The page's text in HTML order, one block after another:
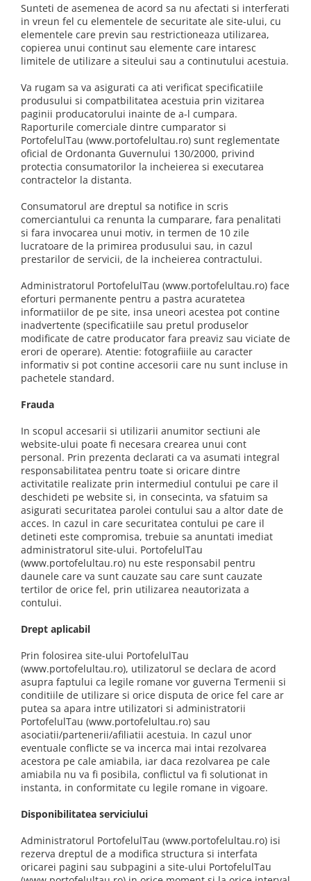
Sunteti de asemenea de acord sa nu afectati si interferati
in vreun fel cu elementele de securitate ale site-ului, cu
elementele care previn sau restrictioneaza utilizarea,
copierea unui continut sau elemente care intaresc
limitele de utilizare a siteului sau a continutului acestuia.
Va rugam sa va asigurati ca ati verificat specificatiile
produsului si compatbilitatea acestuia prin vizitarea
paginii producatorului inainte de a-l cumpara.
Raporturile comerciale dintre cumparator si
PortofelulTau (www.portofelultau.ro) sunt reglementate
oficial de Ordonanta Guvernului 130/2000, privind
protectia consumatorilor la incheierea si executarea
contractelor la distanta.
Consumatorul are dreptul sa notifice in scris
comerciantului ca renunta la cumparare, fara penalitati
si fara invocarea unui motiv, in termen de 10 zile
lucratoare de la primirea produsului sau, in cazul
prestarilor de servicii, de la incheierea contractului.
Administratorul PortofelulTau (www.portofelultau.ro) face
eforturi permanente pentru a pastra acuratetea
informatiilor de pe site, insa uneori acestea pot contine
inadvertente (specificatiile sau pretul produselor
modificate de catre producator fara preaviz sau viciate de
erori de operare). Atentie: fotografiiile au caracter
informativ si pot contine accesorii care nu sunt incluse in
pachetele standard.
Frauda
In scopul accesarii si utilizarii anumitor sectiuni ale
website-ului poate fi necesara crearea unui cont
personal. Prin prezenta declarati ca va asumati integral
responsabilitatea pentru toate si oricare dintre
activitatile realizate prin intermediul contului pe care il
deschideti pe website si, in consecinta, va sfatuim sa
asigurati securitatea parolei contului sau a altor date de
acces. In cazul in care securitatea contului pe care il
detineti este compromisa, trebuie sa anuntati imediat
administratorul site-ului. PortofelulTau
(www.portofelultau.ro) nu este responsabil pentru
daunele care va sunt cauzate sau care sunt cauzate
tertilor de orice fel, prin utilizarea neautorizata a
contului.
Drept aplicabil
Prin folosirea site-ului PortofelulTau
(www.portofelultau.ro), utilizatorul se declara de acord
asupra faptului ca legile romane vor guverna Termenii si
conditiile de utilizare si orice disputa de orice fel care ar
putea sa apara intre utilizatori si administratorii
PortofelulTau (www.portofelultau.ro) sau
asociatii/partenerii/afiliatii acestuia. In cazul unor
eventuale conflicte se va incerca mai intai rezolvarea
acestora pe cale amiabila, iar daca rezolvarea pe cale
amiabila nu va fi posibila, conflictul va fi solutionat in
instanta, in conformitate cu legile romane in vigoare.
Disponibilitatea serviciului
Administratorul PortofelulTau (www.portofelultau.ro) isi
rezerva dreptul de a modifica structura si interfata
oricarei pagini sau subpagini a site-ului PortofelulTau